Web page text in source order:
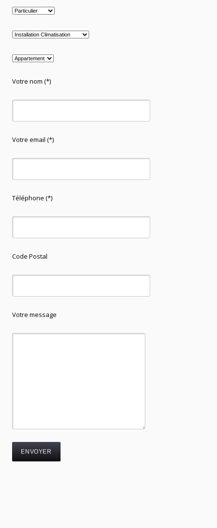
Votre nom (*)
Votre email (*)
Téléphone (*)
Code Postal
Votre message